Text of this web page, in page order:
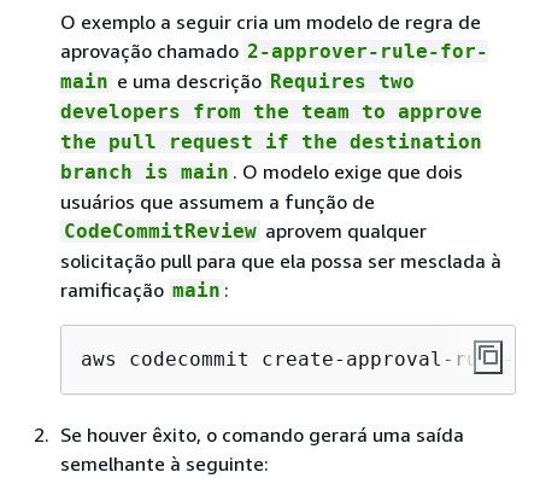
O exemplo a seguir cria um modelo de regra de
aprovação chamado 2-approver-rule-for-
main e uma descrição Requires two
developers from the team to approve
the pull request if the destination
branch is main . O modelo exige que dois
usuários que assumem a função de
CodeCommitReview aprovem qualquer
solicitação pull para que ela possa ser mesclada à
ramificação main :
aws codecommit create-approval-rule-
Se houver êxito, o comando gerará uma saída
semelhante à seguinte: